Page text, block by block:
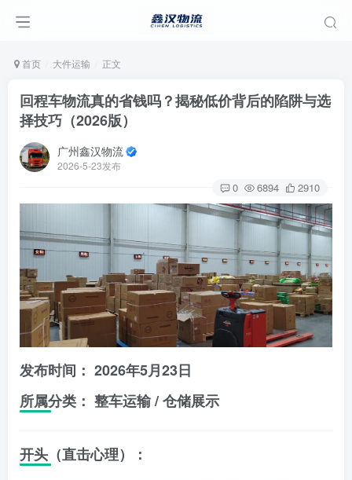
首页 大件运输 正文
回程车物流真的省钱吗？揭秘低价背后的陷阱与选
择技巧（2026版）
广州鑫汉物流
2026-5-23发布
0 6894 2910
发布时间： 2026年5月23日
所属分类： 整车运输 / 仓储展示
开头（直击心理）：